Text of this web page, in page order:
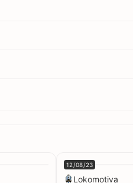
12/08/23
Lokomotiva